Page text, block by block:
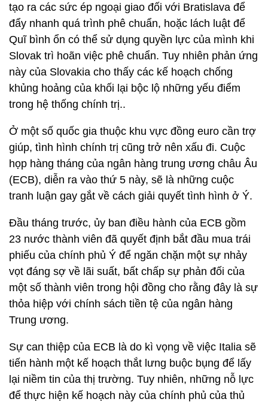
tạo ra các sức ép ngoại giao đối với Bratislava để
đẩy nhanh quá trình phê chuẩn, hoặc lách luật để
Quĩ bình ổn có thể sử dụng quyền lực của mình khi
Slovak trì hoãn việc phê chuẩn. Tuy nhiên phản ứng
này của Slovakia cho thấy các kế hoạch chống
khủng hoảng của khối lại bộc lộ những yếu điểm
trong hệ thống chính trị..
Ở một số quốc gia thuộc khu vực đồng euro cần trợ
giúp, tình hình chính trị cũng trở nên xấu đi. Cuộc
họp hàng tháng của ngân hàng trung ương châu Âu
(ECB), diễn ra vào thứ 5 này, sẽ là những cuộc
tranh luận gay gắt về cách giải quyết tình hình ở Ý.
Đầu tháng trước, ủy ban điều hành của ECB gồm
23 nước thành viên đã quyết định bắt đầu mua trái
phiếu của chính phủ Ý để ngăn chặn một sự nhảy
vọt đáng sợ về lãi suất, bất chấp sự phản đối của
một số thành viên trong hội đồng cho rằng đây là sự
thỏa hiệp với chính sách tiền tệ của ngân hàng
Trung ương.
Sự can thiệp của ECB là do kì vọng về việc Italia sẽ
tiến hành một kế hoạch thắt lưng buộc bụng để lấy
lại niềm tin của thị trường. Tuy nhiên, những nỗ lực
để thực hiện kế hoạch này của chính phủ của thủ